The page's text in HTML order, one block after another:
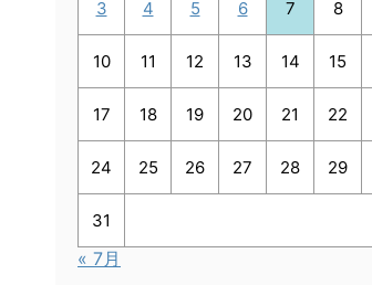
3 4 5 6 7 8
10 11 12 13 14 15
17 18 19 20 21 22
24 25 26 27 28 29
31
« 7月